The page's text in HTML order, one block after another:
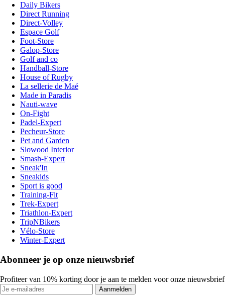
Daily Bikers
Direct Running
Direct-Volley
Espace Golf
Foot-Store
Galop-Store
Golf and co
Handball-Store
House of Rugby
La sellerie de Maé
Made in Paradis
Nauti-wave
On-Fight
Padel-Expert
Pecheur-Store
Pet and Garden
Slowood Interior
Smash-Expert
Sneak'In
Sneakids
Sport is good
Training-Fit
Trek-Expert
Triathlon-Expert
TripNBikers
Vélo-Store
Winter-Expert
Abonneer je op onze nieuwsbrief
Profiteer van 10% korting door je aan te melden voor onze nieuwsbrief
Aanmelden